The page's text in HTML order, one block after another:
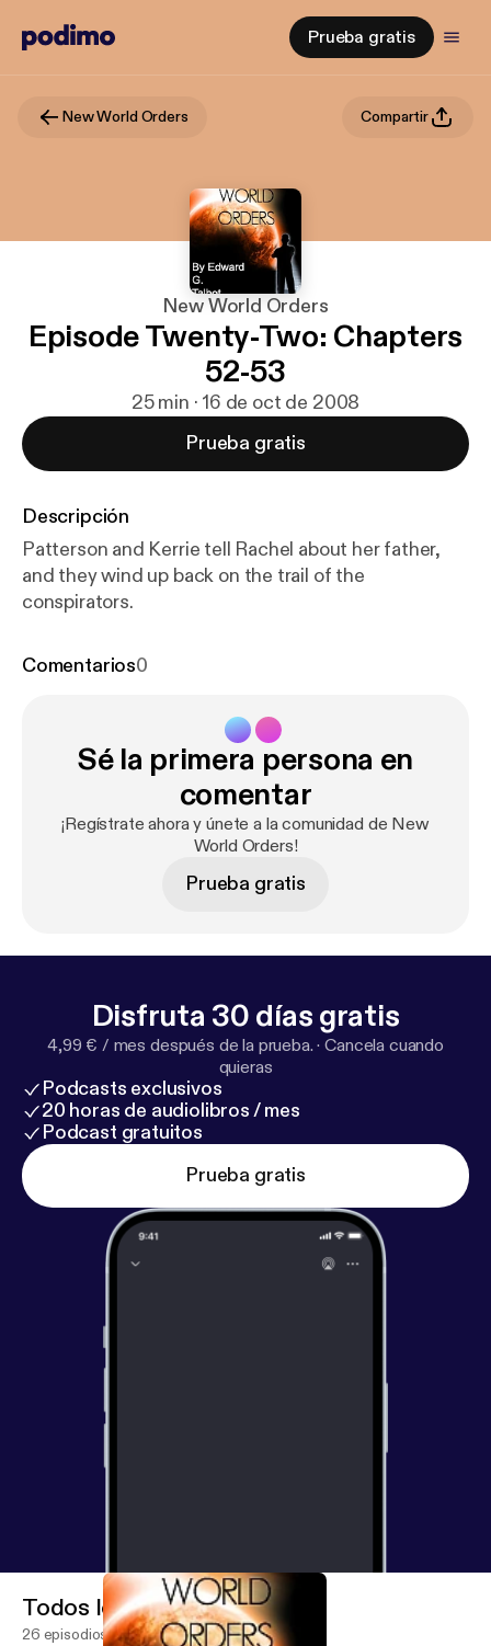
Prueba gratis
New World Orders Compartir
New World Orders
Episode Twenty-Two: Chapters
52-53
25 min · 16 de oct de 2008
Prueba gratis
Descripción
Patterson and Kerrie tell Rachel about her father,
and they wind up back on the trail of the
conspirators.
Comentarios0
Sé la primera persona en
comentar
¡Regístrate ahora y únete a la comunidad de New
World Orders!
Prueba gratis
Disfruta 30 días gratis
4,99 € / mes después de la prueba. ·Cancela cuando
quieras
Podcasts exclusivos
20 horas de audiolibros / mes
Podcast gratuitos
Prueba gratis
Todos los episodios
26 episodios